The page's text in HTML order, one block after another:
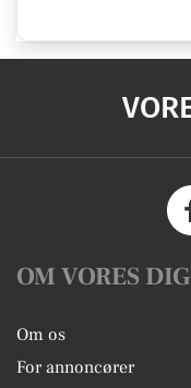
OM VORES
Om os
For annoncører